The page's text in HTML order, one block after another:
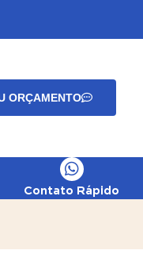
ORÇAMENTO
Contato Rápido